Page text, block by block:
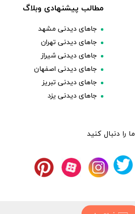
مطالب پیشنهادی وبلاگ
جاهای دیدنی مشهد
جاهای دیدنی تهران
جاهای دیدنی شیراز
جاهای دیدنی اصفهان
جاهای دیدنی تبریز
جاهای دیدنی یزد
ما را دنبال کنید